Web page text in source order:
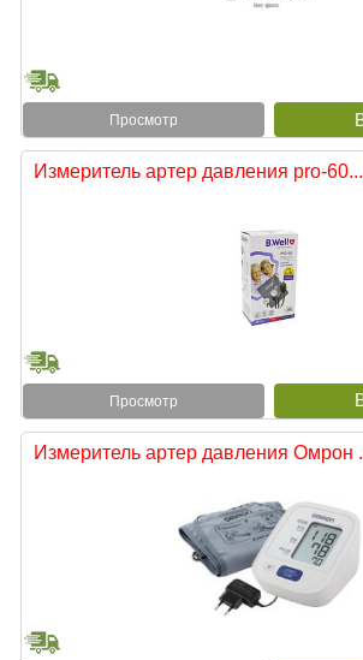
Просмотр
Измеритель артер давления pro-60...
Просмотр
Измеритель артер давления Омрон ...